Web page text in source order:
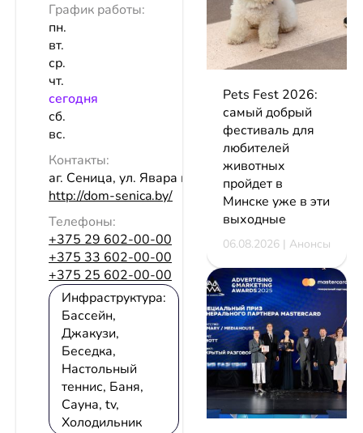
График работы:
пн.
вт.
ср.
чт.
сeгодня
сб.
вс.
Контакты:
аг. Сеница, ул. Явара и Калины, 7
http://dom-senica.by/
Телефоны:
+375 29 602-00-00
+375 33 602-00-00
+375 25 602-00-00
Инфраструктура:
Бассейн,
Джакузи,
Беседка,
Настольный
теннис, Баня,
Сауна, tv,
Холодильник
Pets Fest 2026:
самый добрый
фестиваль для
любителей
животных
пройдет в
Минске уже в эти
выходные
06.08.2026 | Анонсы